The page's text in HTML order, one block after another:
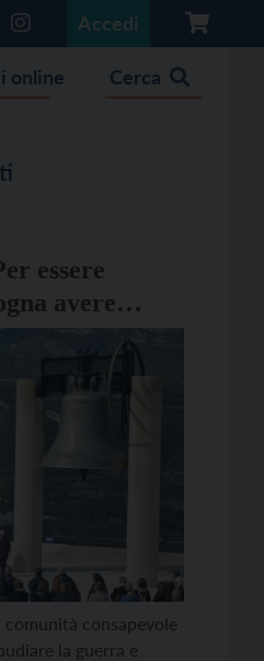
Accedi
online Cerca
essere
avere
comunità consapevole
la guerra e